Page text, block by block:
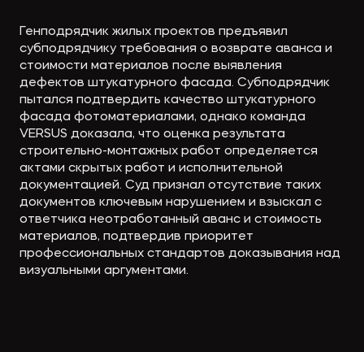
Генподрядчик жилых проектов предъявил
субподрядчику требования о возврате аванса и
стоимости материалов после выявления
дефектов штукатурного фасада. Субподрядчик
пытался подтвердить качество штукатурного
фасада фотоматериалами, однако команда
VERSUS доказала, что оценка результата
строительно-монтажных работ определяется
актами скрытых работ и исполнительной
документацией. Суд признал отсутствие таких
документов ключевым нарушением и взыскал с
ответчика неотработанный аванс и стоимость
материалов, подтвердив приоритет
профессиональных стандартов доказывания над
визуальными аргументами.